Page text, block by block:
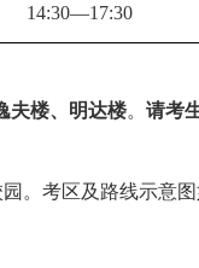
14:30—17:30
夫楼、明达楼。 请考
。 考区及路线示意图